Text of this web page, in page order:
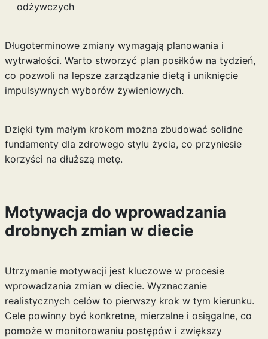
odżywczych
Długoterminowe zmiany wymagają planowania i
wytrwałości. Warto stworzyć plan posiłków na tydzień,
co pozwoli na lepsze zarządzanie dietą i uniknięcie
impulsywnych wyborów żywieniowych.
Dzięki tym małym krokom można zbudować solidne
fundamenty dla zdrowego stylu życia, co przyniesie
korzyści na dłuższą metę.
Motywacja do wprowadzania
drobnych zmian w diecie
Utrzymanie motywacji jest kluczowe w procesie
wprowadzania zmian w diecie. Wyznaczanie
realistycznych celów to pierwszy krok w tym kierunku.
Cele powinny być konkretne, mierzalne i osiągalne, co
pomoże w monitorowaniu postępów i zwiększy